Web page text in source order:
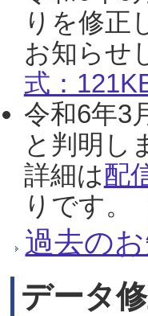
りを修正
お知らせ
式：
令和6年3
と判明し
詳細は配
りです。
過去の
データ